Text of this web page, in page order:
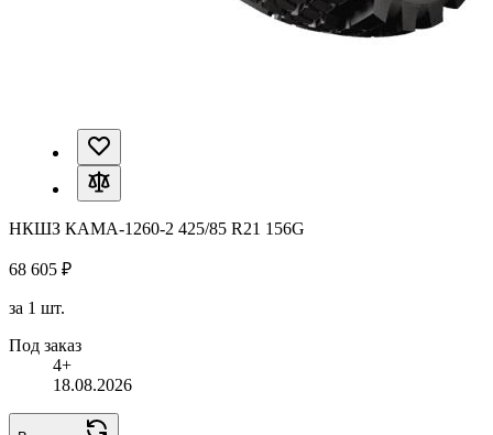
НКШЗ КАМА-1260-2 425/85 R21 156G
68 605 ₽
за 1 шт.
Под заказ
4+
18.08.2026